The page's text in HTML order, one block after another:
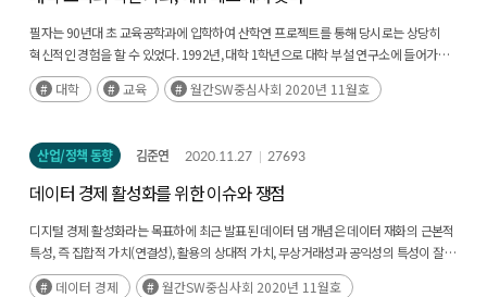
필자는 90년대 초 교육공학과에 입학하여 산학연 프로젝트를 통해 당시로는 상당히
혁신적인 경험을 할 수 있었다. 1992년, 대학 1학년으로 대학 부설 연구소에 들어가
CBT(Computer-Based Training)로 기업 직무교육을 개발한(후략)
대학 교육 월간SW중심사회 2020년 11월호
산업/정책 동향 김준연 2020.11.27 27693
데이터 경제 활성화를 위한 이슈와 쟁점
디지털 경제 활성화라는 목표하에 최근 발표된 데이터 댐 개념은 데이터 재화의 근본적
특성, 즉 집합적 가치(연결성), 활용의 상대적 가치, 무상거래성과 공익성의 특성이 잘
구현되도록 법, 제도적 인프라가 필요할 것이다.(후략)
데이터 경제 월간SW중심사회 2020년 11월호